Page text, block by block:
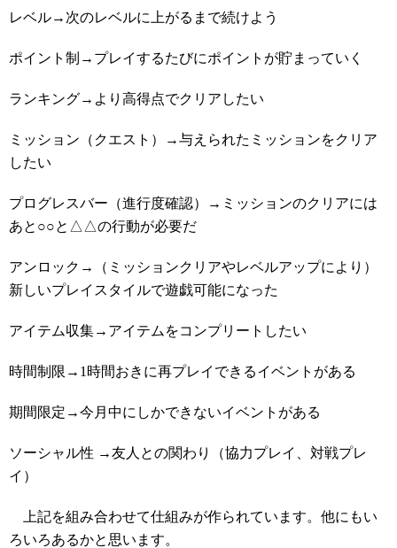
レベル→次のレベルに上がるまで続けよう
ポイント制→プレイするたびにポイントが貯まっていく
ランキング→より高得点でクリアしたい
ミッション（クエスト）→与えられたミッションをクリア
したい
プログレスバー（進行度確認）→ミッションのクリアには
あと○○と△△の行動が必要だ
アンロック→（ミッションクリアやレベルアップにより）
新しいプレイスタイルで遊戯可能になった
アイテム収集→アイテムをコンプリートしたい
時間制限→1時間おきに再プレイできるイベントがある
期間限定→今月中にしかできないイベントがある
ソーシャル性 →友人との関わり（協力プレイ、対戦プレ
イ）
上記を組み合わせて仕組みが作られています。他にもい
ろいろあるかと思います。